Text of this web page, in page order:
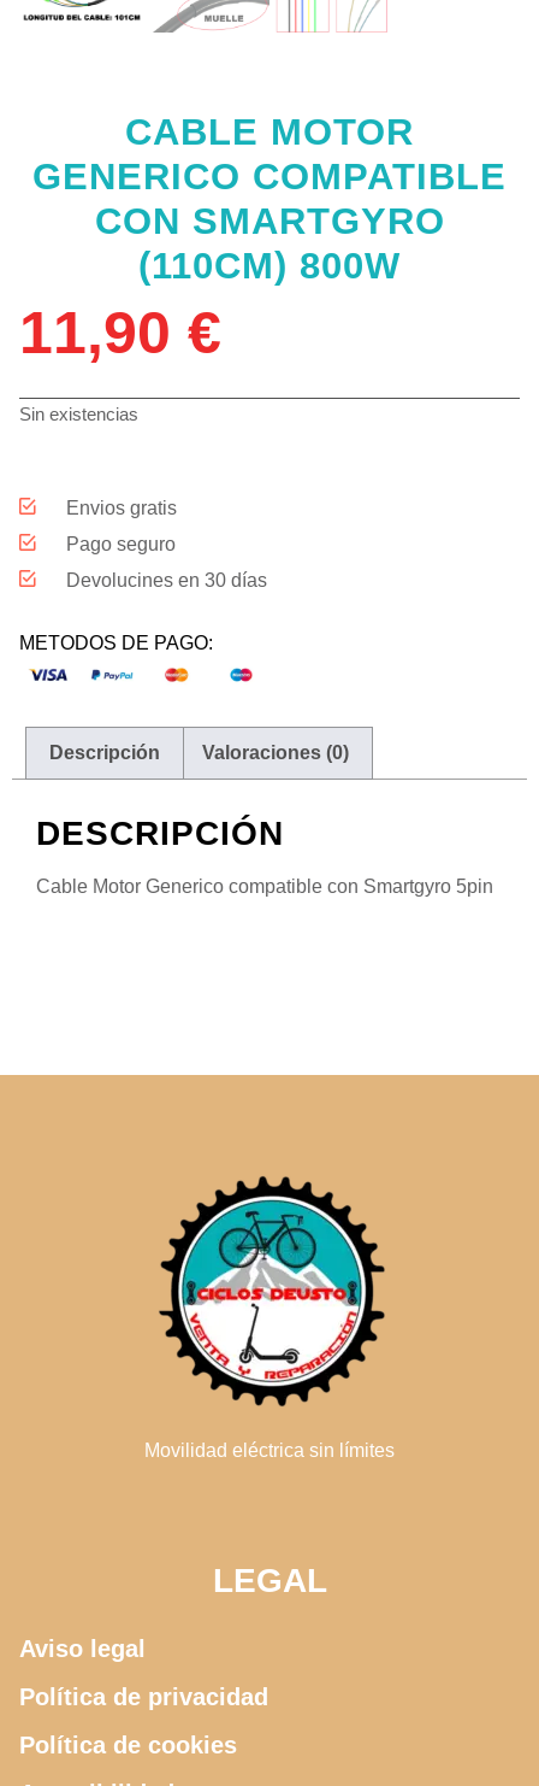
CABLE MOTOR
GENERICO COMPATIBLE
CON SMARTGYRO
(110CM) 800W
11,90 €
Sin existencias
Envios gratis
Pago seguro
Devolucines en 30 días
METODOS DE PAGO:
Descripción Valoraciones (0)
DESCRIPCIÓN
Cable Motor Generico compatible con Smartgyro 5pin
Movilidad eléctrica sin límites
LEGAL
Aviso legal
Política de privacidad
Política de cookies